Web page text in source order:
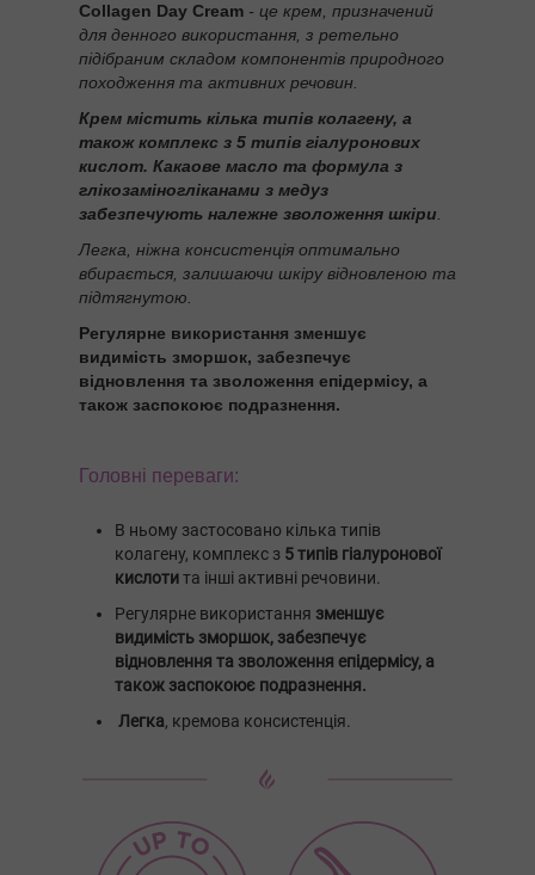
Collagen Day Cream - це крем, призначений
для денного використання, з ретельно
підібраним складом компонентів природного
походження та активних речовин.
Крем містить кілька типів колагену, а
також комплекс з 5 типів гіалуронових
кислот. Какаове масло та формула з
глікозаміногліканами з медуз
забезпечують належне зволоження шкіри
Легка, ніжна консистенція оптимально
вбирається, залишаючи шкіру відновленою та
підтягнутою.
Регулярне використання зменшує
видимість зморшок, забезпечує
відновлення та зволоження епідермісу, а
також заспокоює подразнення.
Головні переваги:
В ньому застосовано кілька типів
колагену, комплекс з 5 типів гіалуронової
кислотита інші активні речовини.
Регулярне використання зменшує
видимість зморшок, забезпечує
відновлення та зволоження епідермісу, а
також заспокоює подразнення.
Легка, кремова консистенція.